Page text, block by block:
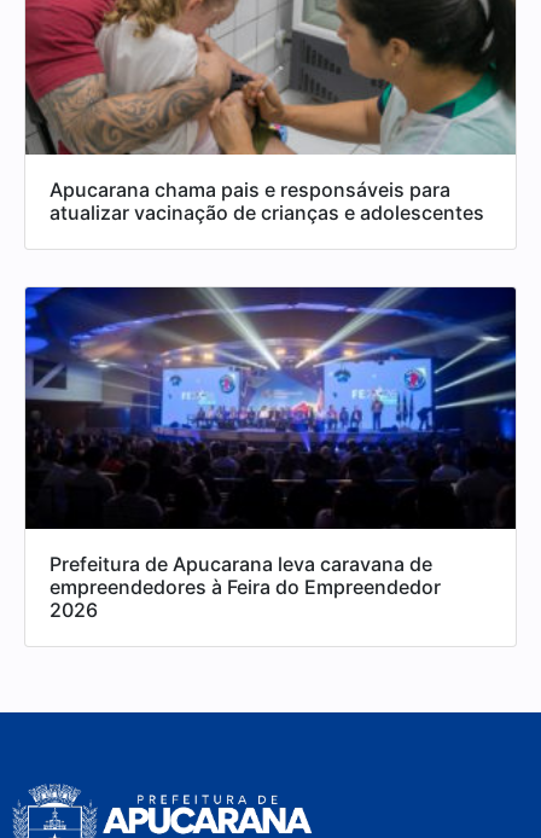
Apucarana chama pais e responsáveis para
atualizar vacinação de crianças e adolescentes
Prefeitura de Apucarana leva caravana de
empreendedores à Feira do Empreendedor
2026